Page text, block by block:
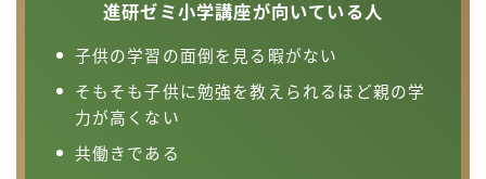
進研ゼミ小学講座が向いている人
子供の学習の面倒を見る暇がない
そもそも子供に勉強を教えられるほど親の学
力が高くない
共働きである